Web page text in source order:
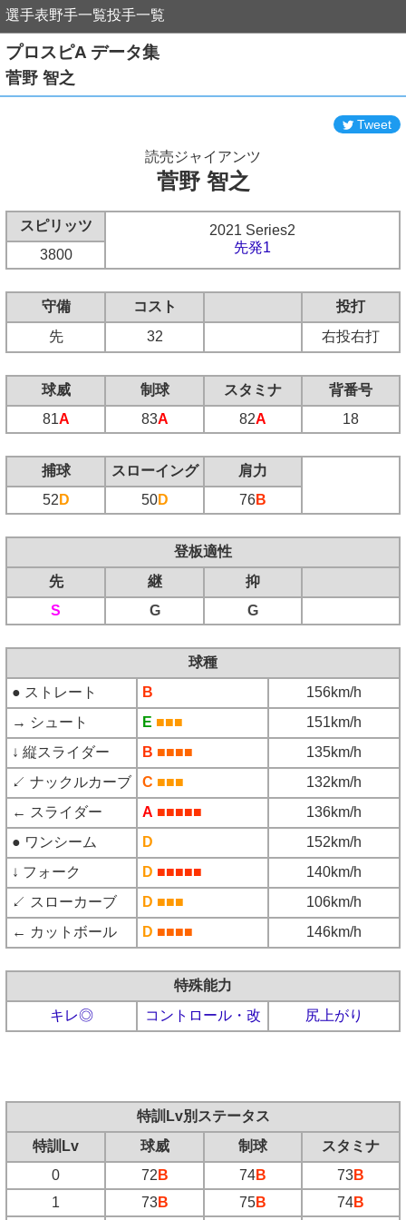
選手表野手一覧投手一覧
プロスピA データ集
菅野 智之
Tweet
読売ジャイアンツ
菅野 智之
スピリッツ
2021 Series2
先発1
3800
守備 コスト
投打
先
32 右投右打
球威 制球 スタミナ
背番号
81A 83A 82A 18
捕球 スローイング
肩力
52 D 50D 76B
登板適性
先
継
抑
S
G G
球種
● ストレート
B
156km/h
→ シュート
E ■■■
151km/h
↓ 縦スライダー
B ■■■■
135km/h
↙ ナックルカーブ
C ■■■
132km/h
← スライダー
A ■■■■■
136km/h
● ワンシーム
D
152km/h
↓ フォーク
D ■■■■■
140km/h
↙ スローカーブ
D ■■■
106km/h
← カットボール
D ■■■■ 146km/h
特殊能力
キレ◎
コントロール・改 尻上がり
特訓Lv別ステータス
特訓Lv
球威 制球
スタミナ
0
72 B 74B 73B
1
73B 75B 74B